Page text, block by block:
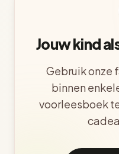
Jouw kind
Gebruik onze
binnen
voorleesboek